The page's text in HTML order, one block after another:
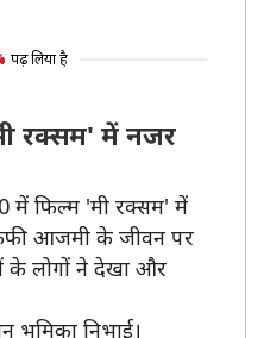
पढ़ लिया है
रक्सम' में नजर
में फिल्म 'मी रक्सम' में
आजमी के जीवन पर
के लोगों ने देखा और
भूमिका निभाई।